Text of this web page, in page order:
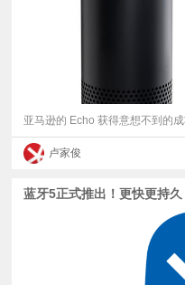
亚马逊的 Echo 获得意想不到的
卢家俊
蓝牙5正式推出！更快更持久